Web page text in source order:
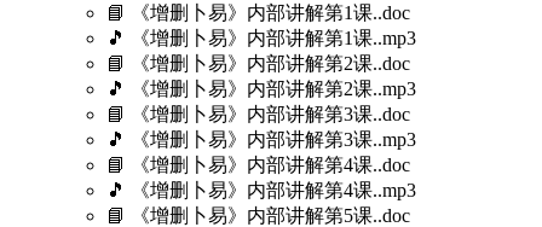
📘 《增删卜易》内部讲解第1课..doc
🎵 《增删卜易》内部讲解第1课..mp3
📘 《增删卜易》内部讲解第2课..doc
🎵 《增删卜易》内部讲解第2课..mp3
📘 《增删卜易》内部讲解第3课..doc
🎵 《增删卜易》内部讲解第3课..mp3
📘 《增删卜易》内部讲解第4课..doc
🎵 《增删卜易》内部讲解第4课..mp3
📘 《增删卜易》内部讲解第5课..doc